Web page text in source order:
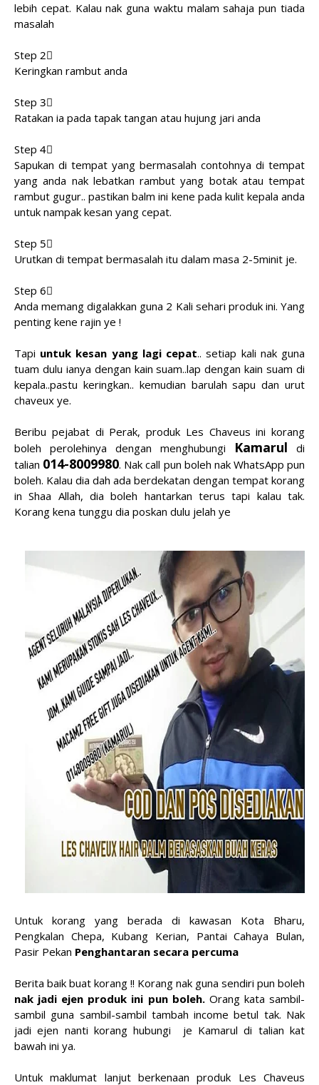
lebih cepat. Kalau nak guna waktu malam sahaja pun tiada
masalah
Step 2⃣
Keringkan rambut anda
Step 3⃣
Ratakan ia pada tapak tangan atau hujung jari anda
Step 4⃣
Sapukan di tempat yang bermasalah contohnya di tempat
yang anda nak lebatkan rambut yang botak atau tempat
rambut gugur.. pastikan balm ini kene pada kulit kepala anda
untuk nampak kesan yang cepat.
Step 5⃣
Urutkan di tempat bermasalah itu dalam masa 2-5minit je.
Step 6⃣
Anda memang digalakkan guna 2 Kali sehari produk ini. Yang
penting kene rajin ye !
Tapi untuk kesan yang lagi cepat.. setiap kali nak guna
tuam dulu ianya dengan kain suam..lap dengan kain suam di
kepala..pastu keringkan.. kemudian barulah sapu dan urut
chaveux ye.
Beribu pejabat di Perak, produk Les Chaveus ini korang
boleh perolehinya dengan menghubungi Kamarul di
talian 014-8009980. Nak call pun boleh nak WhatsApp pun
boleh. Kalau dia dah ada berdekatan dengan tempat korang
in Shaa Allah, dia boleh hantarkan terus tapi kalau tak.
Korang kena tunggu dia poskan dulu jelah ye
Untuk korang yang berada di kawasan Kota Bharu,
Pengkalan Chepa, Kubang Kerian, Pantai Cahaya Bulan,
Pasir Pekan Penghantaran secara percuma
Berita baik buat korang !! Korang nak guna sendiri pun boleh
nak jadi ejen produk ini pun boleh.Orang kata sambil-
sambil guna sambil-sambil tambah income betul tak. Nak
jadi ejen nanti korang hubungi je Kamarul di talian kat
bawah ini ya.
Untuk maklumat lanjut berkenaan produk Les Chaveus